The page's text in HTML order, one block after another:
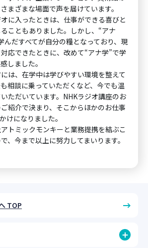
まざまな場面で声を届けています。
に入ったときは、仕事ができる喜びと
こともありました。しかし、“アナ
んだすべてが自分の糧となっており、現
応できたときに、改めて“アナ学”で学
しました。
は、在学中は学びやすい環境を整えて
相談に乗っていただくなど、今でも温
ただいています。NHKラジオ講座のお
紹介で決まり、そこからほかのお仕事
けになりました。
トミックモンキーと業務提携を結ぶこ
、今まで以上に努力してまいります。
TOP